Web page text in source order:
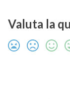
Valuta la